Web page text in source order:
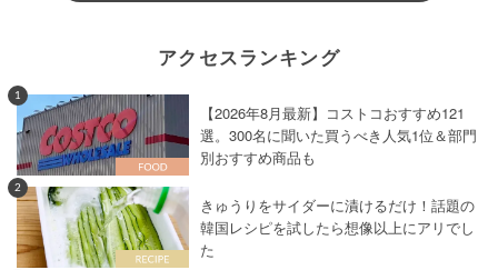
アクセスランキング
1
【2026年8月最新】コストコおすすめ121
選。300名に聞いた買うべき人気1位＆部門
別おすすめ商品も
2
きゅうりをサイダーに漬けるだけ！話題の
韓国レシピを試したら想像以上にアリでし
た